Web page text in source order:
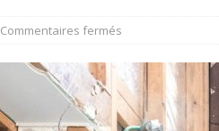
Commentaires fermés